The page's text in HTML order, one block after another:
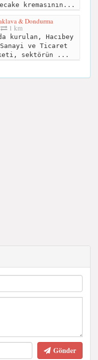
kremasının...
& Dondurma
1 km
kurulan, Hacıbey
ve Ticaret
sektörün ...
Gönder